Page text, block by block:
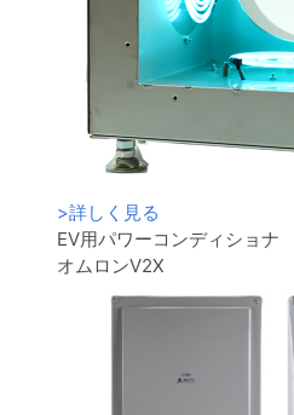
>詳しく見る
EV用パワーコンディショナ
オムロンV2X